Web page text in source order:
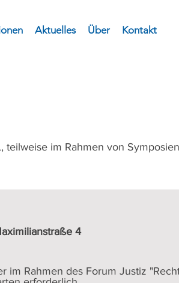
Aktuelles Über
Kontakt
teilweise im Rahmen von
4
im Rahmen des Forum Justiz